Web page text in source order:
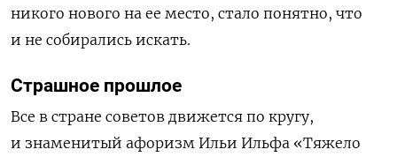
никого нового на ее место, стало понятно, что
и не собирались искать.
Страшное прошлое
Все в стране советов движется по кругу,
и знаменитый афоризм Ильи Ильфа «Тяжело